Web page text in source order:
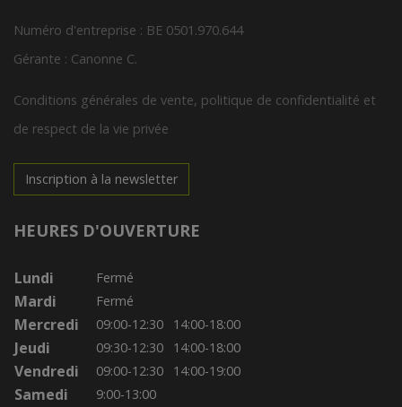
Numéro d'entreprise : BE 0501.970.644
Gérante : Canonne C.
Conditions générales de vente, politique de confidentialité et
de respect de la vie privée
Inscription à la newsletter
HEURES D'OUVERTURE
Lundi Fermé
Mardi Fermé
Mercredi 09:00-12:30 14:00-18:00
Jeudi 09:30-12:30 14:00-18:00
Vendredi 09:00-12:30 14:00-19:00
Samedi 9:00-13:00